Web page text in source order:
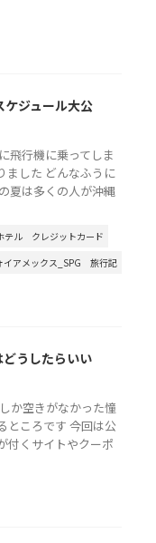
ケジュール大公
飛行機に乗ってしま
ました どんなふうに
夏は多くの人が沖縄
テル
クレジットカード
アメックス_SPG
旅行記
うしたらいい
か空きがなかった憧
ところです 今回は公
付くサイトやクーポ